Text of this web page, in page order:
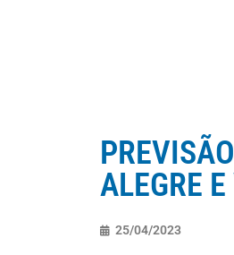
ALEGRE
25/04/2023